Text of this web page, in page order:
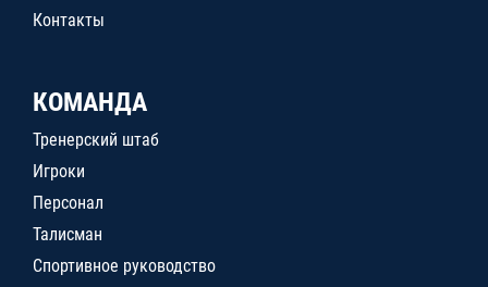
Контакты
КОМАНДА
Тренерский штаб
Игроки
Персонал
Талисман
Спортивное руководство